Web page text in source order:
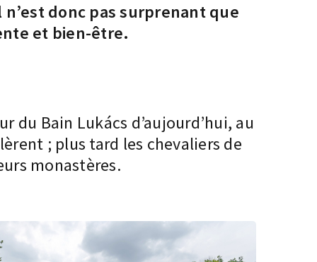
donc pas surprenant que
et bien-être.
du Bain Lukács d’aujourd’hui, au
; plus tard les chevaliers de
monastères.